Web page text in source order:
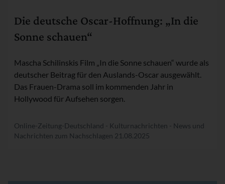
Die deutsche Oscar-Hoffnung: „In die
Sonne schauen“
Mascha Schilinskis Film „In die Sonne schauen“ wurde als
deutscher Beitrag für den Auslands-Oscar ausgewählt.
Das Frauen-Drama soll im kommenden Jahr in
Hollywood für Aufsehen sorgen.
Online-Zeitung-Deutschland - Kulturnachrichten - News und
Nachrichten zum Nachschlagen 21.08.2025